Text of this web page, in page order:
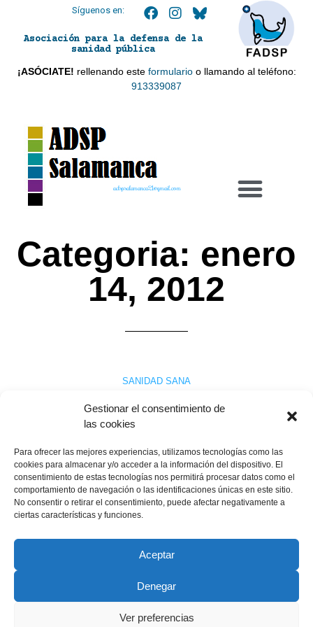
Gestionar el consentimiento de
las cookies
Para ofrecer las mejores experiencias, utilizamos tecnologías como las
cookies para almacenar y/o acceder a la información del dispositivo. El
consentimiento de estas tecnologías nos permitirá procesar datos como el
comportamiento de navegación o las identificaciones únicas en este sitio.
No consentir o retirar el consentimiento, puede afectar negativamente a
ciertas características y funciones.
Aceptar
Denegar
Ver preferencias
Síguenos en:
Asociación para la defensa de la
sanidad pública
¡ASÓCIATE! rellenando este formularioo llamando al teléfono:
913339087
adspsalamanca21@gmail.com
Categoria: enero
14, 2012
SANIDAD SANA
En Salamanca no ha hecho falta la llegada de Rajoy para iniciar
recortes. Ya transitan aquí desde hace tiempo; pero aún es más
grave, no reponen equipamientos y amortizan plazas aunque
puedan ser muy necesarias. Veamos un ejemplo en la atención
a la mujer y en concreto a las gestantes: Desde hace ya año ….
Copyright © 2022 ADSP Salamanca. Todos los derechos